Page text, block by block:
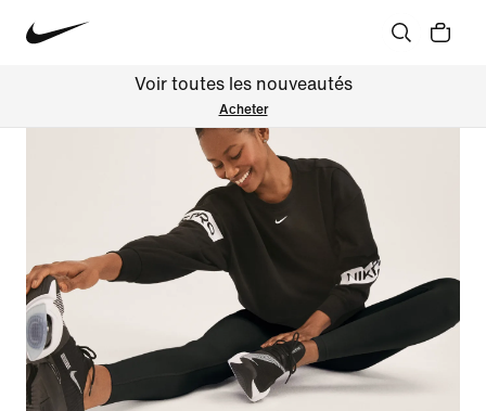
Voir toutes les nouveautés
Acheter